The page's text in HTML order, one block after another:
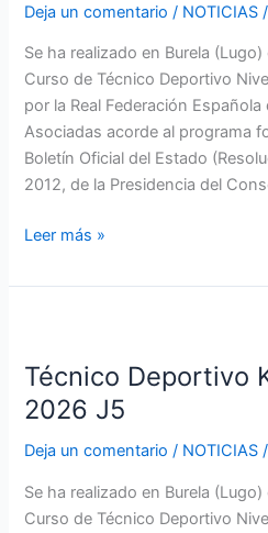
Deja un comentario / NOTICIAS /
Se ha realizado en Burela
Curso de Técnico Deportivo
por la Real Federación
Asociadas acorde al programa
Boletín Oficial del Estado
2012, de la Presidencia del
II
2026
J6
Leer más »
Técnico Deportivo
2026 J5
Deja un comentario / NOTICIAS /
Se ha realizado en Burela
Curso de Técnico Deportivo
Kung
Fu
I/II